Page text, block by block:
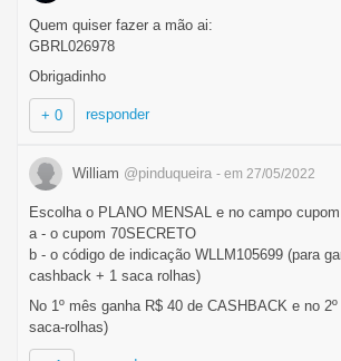
Quem quiser fazer a mão ai:
GBRL026978
Obrigadinho
+ 0 responder
William @pinduqueira - em 27/05/2022
Escolha o PLANO MENSAL e no campo
a - o cupom 70SECRETO
b - o código de indicação WLLM105699 (para
cashback + 1 saca rolhas)
No 1º mês ganha R$ 40 de CASHBACK e no
saca-rolhas)